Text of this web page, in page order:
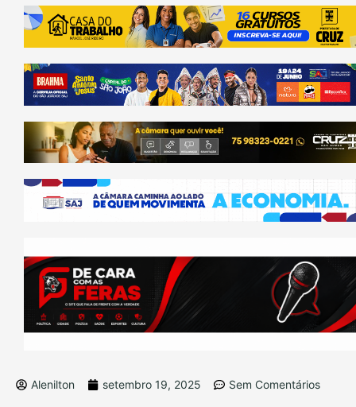
Alenilton setembro 19, 2025 Sem Comentários